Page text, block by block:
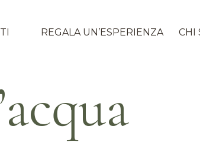
REGALA UN’ESPERIENZA CHI